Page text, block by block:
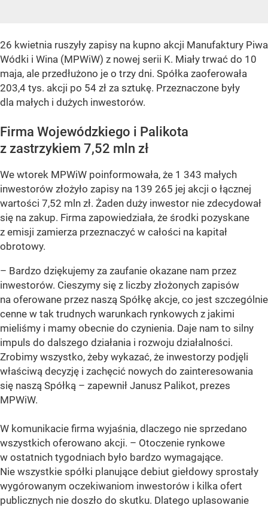
26 kwietnia ruszyły zapisy na kupno akcji Manufaktury Piwa
Wódki i Wina (MPWiW) z nowej serii K. Miały trwać do 10
maja, ale przedłużono je o trzy dni. Spółka zaoferowała
203,4 tys. akcji po 54 zł za sztukę. Przeznaczone były
dla małych i dużych inwestorów.
Firma Wojewódzkiego i Palikota
z zastrzykiem 7,52 mln zł
We wtorek MPWiW poinformowała, że 1 343 małych
inwestorów złożyło zapisy na 139 265 jej akcji o łącznej
wartości 7,52 mln zł. Żaden duży inwestor nie zdecydował
się na zakup. Firma zapowiedziała, że środki pozyskane
z emisji zamierza przeznaczyć w całości na kapitał
obrotowy.
– Bardzo dziękujemy za zaufanie okazane nam przez
inwestorów. Cieszymy się z liczby złożonych zapisów
na oferowane przez naszą Spółkę akcje, co jest szczególnie
cenne w tak trudnych warunkach rynkowych z jakimi
mieliśmy i mamy obecnie do czynienia. Daje nam to silny
impuls do dalszego działania i rozwoju działalności.
Zrobimy wszystko, żeby wykazać, że inwestorzy podjęli
właściwą decyzję i zachęcić nowych do zainteresowania
się naszą Spółką – zapewnił Janusz Palikot, prezes
MPWiW.
W komunikacie firma wyjaśnia, dlaczego nie sprzedano
wszystkich oferowano akcji. – Otoczenie rynkowe
w ostatnich tygodniach było bardzo wymagające.
Nie wszystkie spółki planujące debiut giełdowy sprostały
wygórowanym oczekiwaniom inwestorów i kilka ofert
publicznych nie doszło do skutku. Dlatego uplasowanie